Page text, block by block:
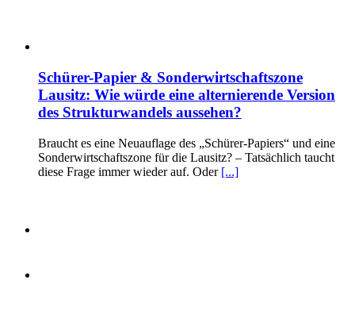
Schürer-Papier & Sonderwirtschaftszone
Lausitz: Wie würde eine alternierende Version
des Strukturwandels aussehen?
Braucht es eine Neuauflage des „Schürer-Papiers“ und eine
Sonderwirtschaftszone für die Lausitz? – Tatsächlich taucht
diese Frage immer wieder auf. Oder [...]